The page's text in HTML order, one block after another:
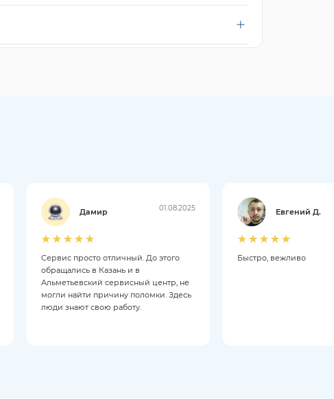
Дамир 01.08.2025
Сервис просто отличный. До этого
обращались в Казань и в
Альметьевский сервисный центр, не
могли найти причину поломки. Здесь
люди знают свою работу.
Евгений Д.
Быстро, вежливо